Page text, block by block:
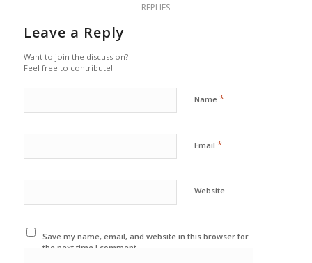
REPLIES
Leave a Reply
Want to join the discussion?
Feel free to contribute!
Name *
Email *
Website
Save my name, email, and website in this browser for
the next time I comment.